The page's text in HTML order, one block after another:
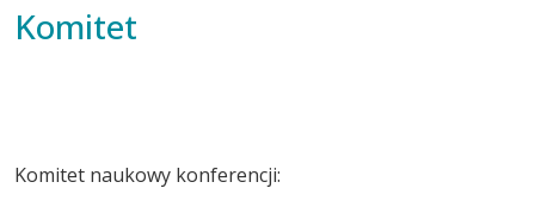
Komitet
Komitet naukowy konferencji: